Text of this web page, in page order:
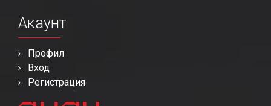
Акаунт
Профил
Вход
Регистрация